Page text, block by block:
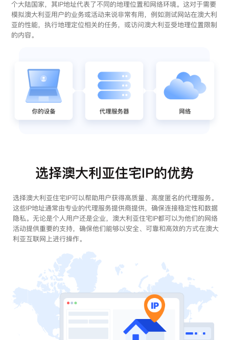
个大陆国家，其IP地址代表了不同的地理位置和网络环境。这对于需要
模拟澳大利亚用户的业务或活动来说非常有用，例如测试网站在澳大利
亚的性能，执行地理定位相关的任务，或访问澳大利亚受地理位置限制
的内容。
选择澳大利亚住宅IP的优势
选择澳大利亚住宅IP可以帮助用户获得高质量、高度匿名的代理服务。
这些IP地址通常由专业的代理服务提供商提供，确保连接稳定性和数据
隐私。无论是个人用户还是企业，澳大利亚住宅IP都可以为他们的网络
活动提供重要的支持，确保他们能够以安全、可靠和高效的方式在澳大
利亚互联网上进行操作。